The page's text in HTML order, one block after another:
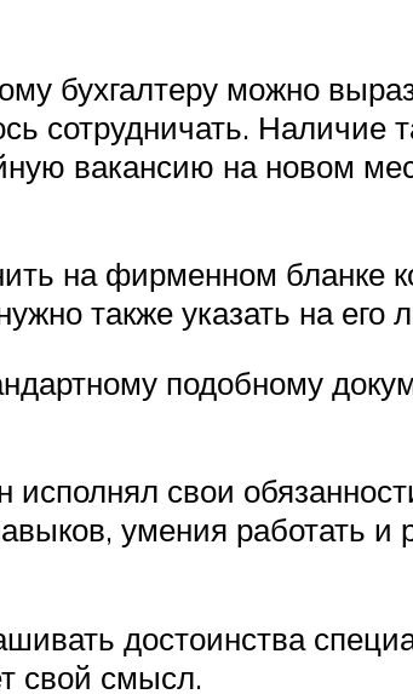
бухгалтеру можно
сотрудничать. Наличие
вакансию на новом
на фирменном бланке
также указать на его
подобному
исполнял свои
умения работать и
достоинства
свой смысл.